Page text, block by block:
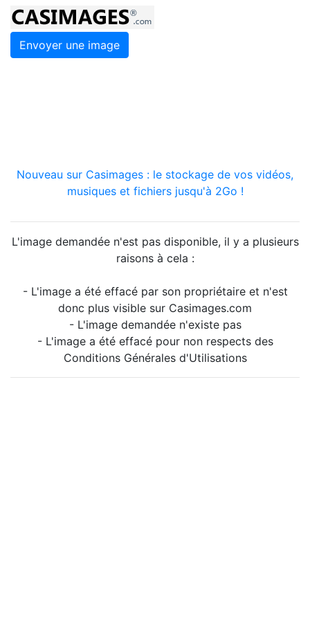
Envoyer une image
Nouveau sur Casimages : le stockage de vos vidéos,
musiques et fichiers jusqu'à 2Go !
L'image demandée n'est pas disponible, il y a plusieurs
raisons à cela :
- L'image a été effacé par son propriétaire et n'est
donc plus visible sur Casimages.com
- L'image demandée n'existe pas
- L'image a été effacé pour non respects des
Conditions Générales d'Utilisations